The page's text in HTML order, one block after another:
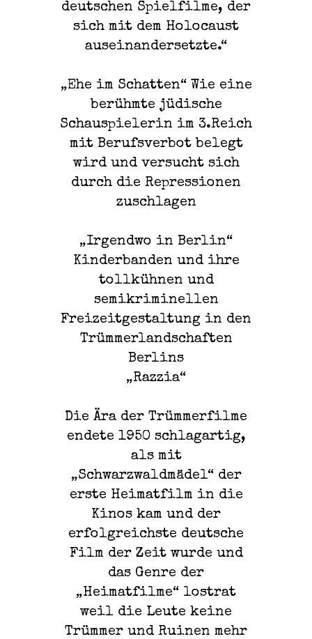
deutschen Spielfilme, der
sich mit dem Holocaust
auseinandersetzte.“
„Ehe im Schatten“ Wie eine
berühmte jüdische
Schauspielerin im 3.Reich
mit Berufsverbot belegt
wird und versucht sich
durch die Repressionen
zuschlagen
„Irgendwo in Berlin“
Kinderbanden und ihre
tollkühnen und
semikriminellen
Freizeitgestaltung in den
Trümmerlandschaften
Berlins
„Razzia“
Die Ära der Trümmerfilme
endete 1950 schlagartig,
als mit
„Schwarzwaldmädel“ der
erste Heimatfilm in die
Kinos kam und der
erfolgreichste deutsche
Film der Zeit wurde und
das Genre der
„Heimatfilme“ lostrat
weil die Leute keine
Trümmer und Ruinen mehr